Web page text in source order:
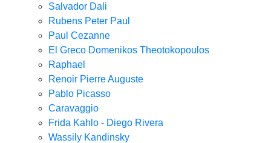
Salvador Dali
Rubens Peter Paul
Paul Cezanne
El Greco Domenikos Theotokopoulos
Raphael
Renoir Pierre Auguste
Pablo Picasso
Caravaggio
Frida Kahlo - Diego Rivera
Wassily Kandinsky